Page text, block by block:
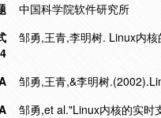
中国科学院软件研究所
邹勇,王青,李明树. Linux内
邹勇,王青,&李明树
邹勇,et al."Linux内核的实时